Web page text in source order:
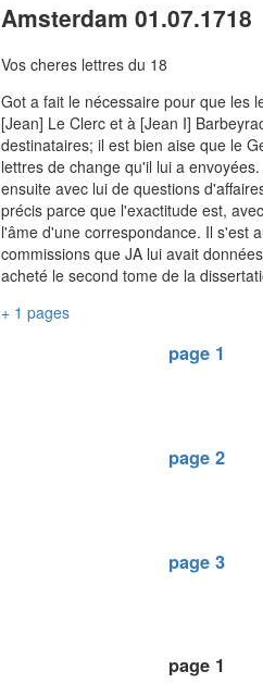
Amsterdam 01.07.1718
Vos cheres lettres du 18
Got a fait le nécessaire pour que les
[Jean] Le Clerc et à [Jean I]
destinataires; il est bien aise que le
lettres de change qu'il lui a
ensuite avec lui de questions
précis parce que l'exactitude est,
l'âme d'une correspondance. Il s'est
commissions que JA lui avait
acheté le second tome de la
+ 1 pages
page 1
page 2
page 3
page 1